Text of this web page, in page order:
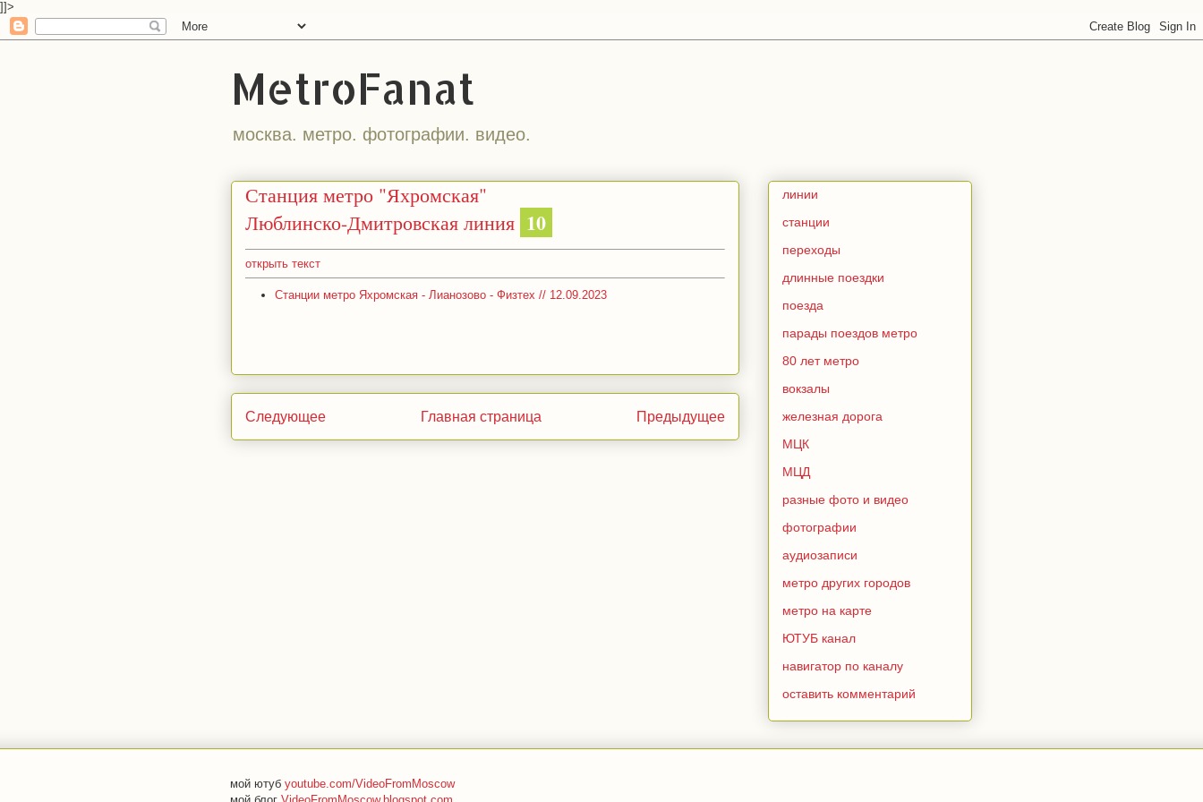
]]>
MetroFanat
москва. метро. фотографии. видео.
Станция метро "Яхромская"
Люблинско-Дмитровская линия 10
открыть текст
Станции метро Яхромская - Лианозово - Физтех // 12.09.2023
Следующее Предыдущее
Главная страница
линии
станции
переходы
длинные поездки
поезда
парады поездов метро
80 лет метро
вокзалы
железная дорога
МЦК
МЦД
разные фото и видео
фотографии
аудиозаписи
метро других городов
метро на карте
ЮТУБ канал
навигатор по каналу
оставить комментарий
мой ютуб youtube.com/VideoFromMoscow